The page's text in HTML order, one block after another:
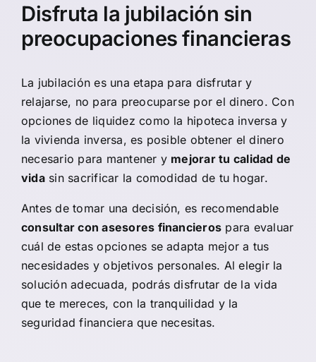
Disfruta la jubilación sin
preocupaciones financieras
La jubilación es una etapa para disfrutar y
relajarse, no para preocuparse por el dinero. Con
opciones de liquidez como la hipoteca inversa y
la vivienda inversa, es posible obtener el dinero
necesario para mantener y mejorar tu calidad de
vidasin sacrificar la comodidad de tu hogar.
Antes de tomar una decisión, es recomendable
consultar con asesores financieros para evaluar
cuál de estas opciones se adapta mejor a tus
necesidades y objetivos personales. Al elegir la
solución adecuada, podrás disfrutar de la vida
que te mereces, con la tranquilidad y la
seguridad financiera que necesitas.